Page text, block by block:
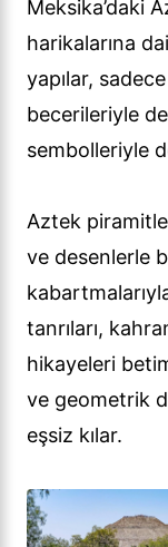
Meksika’daki
harikalarına
yapılar,
becerileriyle
sembolleriyle
Aztek
ve desenlerle
tanrıları,
hikayeleri
ve geometrik
eşsiz kılar.